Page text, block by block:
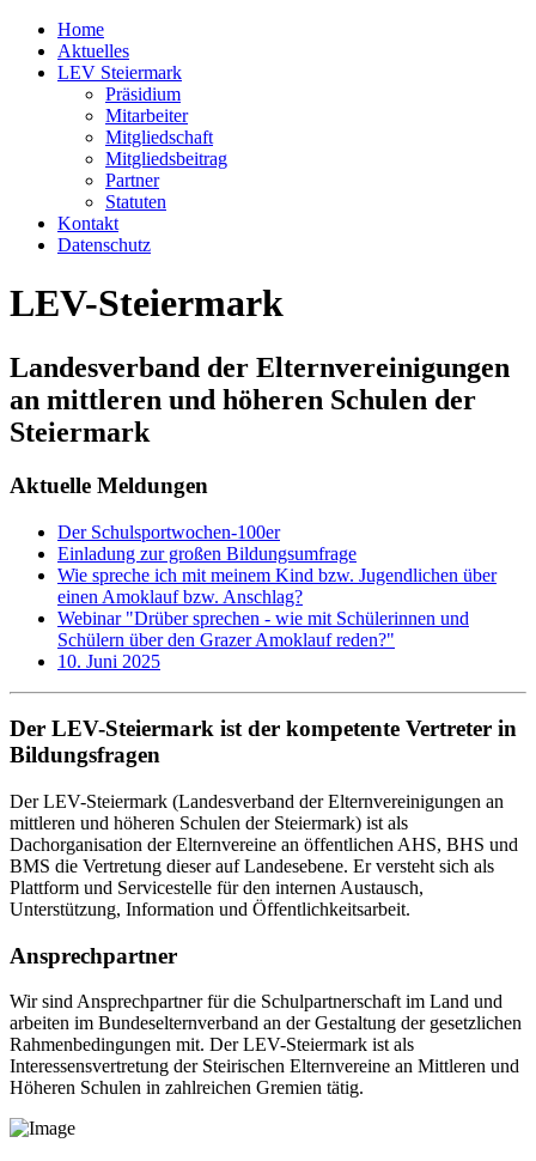
Home
Aktuelles
LEV Steiermark
Präsidium
Mitarbeiter
Mitgliedschaft
Mitgliedsbeitrag
Partner
Statuten
Kontakt
Datenschutz
LEV-Steiermark
Landesverband der Elternvereinigungen
an mittleren und höheren Schulen der
Steiermark
Aktuelle Meldungen
Der Schulsportwochen-100er
Einladung zur großen Bildungsumfrage
Wie spreche ich mit meinem Kind bzw. Jugendlichen über
einen Amoklauf bzw. Anschlag?
Webinar "Drüber sprechen - wie mit Schülerinnen und
Schülern über den Grazer Amoklauf reden?"
10. Juni 2025
Der LEV-Steiermark ist der kompetente Vertreter in
Bildungsfragen
Der LEV-Steiermark (Landesverband der Elternvereinigungen an
mittleren und höheren Schulen der Steiermark) ist als
Dachorganisation der Elternvereine an öffentlichen AHS, BHS und
BMS die Vertretung dieser auf Landesebene. Er versteht sich als
Plattform und Servicestelle für den internen Austausch,
Unterstützung, Information und Öffentlichkeitsarbeit.
Ansprechpartner
Wir sind Ansprechpartner für die Schulpartnerschaft im Land und
arbeiten im Bundeselternverband an der Gestaltung der gesetzlichen
Rahmenbedingungen mit. Der LEV-Steiermark ist als
Interessensvertretung der Steirischen Elternvereine an Mittleren und
Höheren Schulen in zahlreichen Gremien tätig.